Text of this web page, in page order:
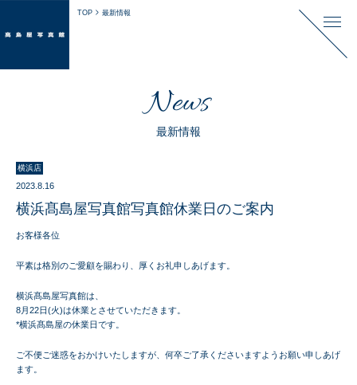
TOP 最新情報
News
最新情報
横浜店
2023.8.16
横浜髙島屋写真館写真館休業日のご案内
お客様各位
平素は格別のご愛顧を賜わり、厚くお礼申しあげます。
横浜髙島屋写真館は、
8月22日(火)は休業とさせていただきます。
*横浜髙島屋の休業日です。
ご不便ご迷惑をおかけいたしますが、何卒ご了承くださいますようお願い申しあげ
ます。